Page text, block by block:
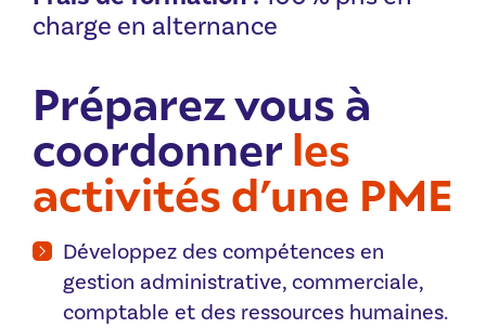
charge en alternance
Préparez vous à
coordonner les
activités d’une PME
Développez des compétences en
gestion administrative, commerciale,
comptable et des ressources humaines.